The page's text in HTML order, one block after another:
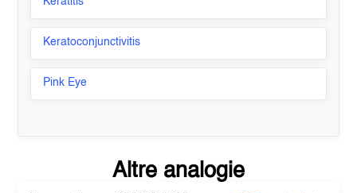
Keratoconjunctivitis
Pink Eye
Altre analogie